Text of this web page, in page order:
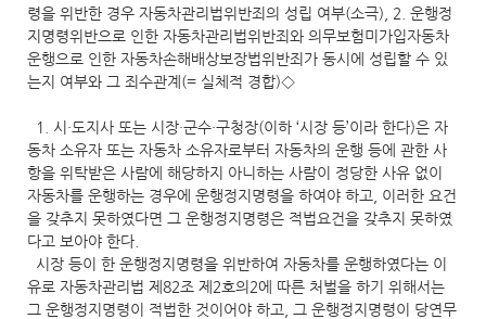
령을 위반한 경우 자동차관리법위반죄의 성립 여부(소극), 2. 운행정
지명령위반으로 인한 자동차관리법위반죄와 의무보험미가입자동차
운행으로 인한 자동차손해배상보장법위반죄가 동시에 성립할 수 있
는지 여부와 그 죄수관계(= 실체적 경합)◇
1. 시·도지사 또는 시장·군수·구청장(이하 ‘시장 등’이라 한다)은 자
동차 소유자 또는 자동차 소유자로부터 자동차의 운행 등에 관한 사
항을 위탁받은 사람에 해당하지 아니하는 사람이 정당한 사유 없이
자동차를 운행하는 경우에 운행정지명령을 하여야 하고, 이러한 요건
을 갖추지 못하였다면 그 운행정지명령은 적법요건을 갖추지 못하였
다고 보아야 한다.
시장 등이 한 운행정지명령을 위반하여 자동차를 운행하였다는 이
유로 자동차관리법 제82조 제2호의2에 따른 처벌을 하기 위해서는
그 운행정지명령이 적법한 것이어야 하고, 그 운행정지명령이 당연무